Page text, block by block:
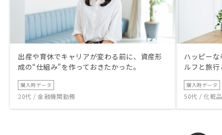
出産や育休でキャリアが変わる前に、資産形
成の“仕組み”を作っておきたかった。
購入時データ
20代 / 金融機関勤務
ハッピー
ルフと旅
購入時データ
50代 / 化粧